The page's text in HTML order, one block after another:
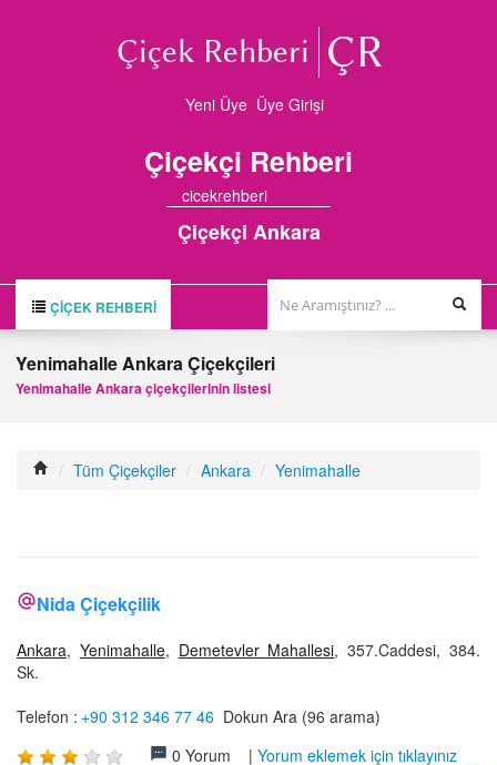
Yeni Üye Üye Girişi
Çiçekçi Rehberi
cicekrehberi
Çiçekçi Ankara
ÇIÇEK REHBERI
ÇİÇEKÇİLER
FİRMA BAŞVURUSU
Yenimahalle Ankara Çiçekçileri
Yenimahalle Ankara çiçekçilerinin listesi
/ Tüm Çiçekçiler / Ankara / Yenimahalle
Nida Çiçekçilik
Ankara, Yenimahalle, Demetevler Mahallesi, 357.Caddesi, 384.
Sk.
Telefon : +90 312 346 77 46 Dokun Ara (96 arama)
0 Yorum | Yorum eklemek için tıklayınız